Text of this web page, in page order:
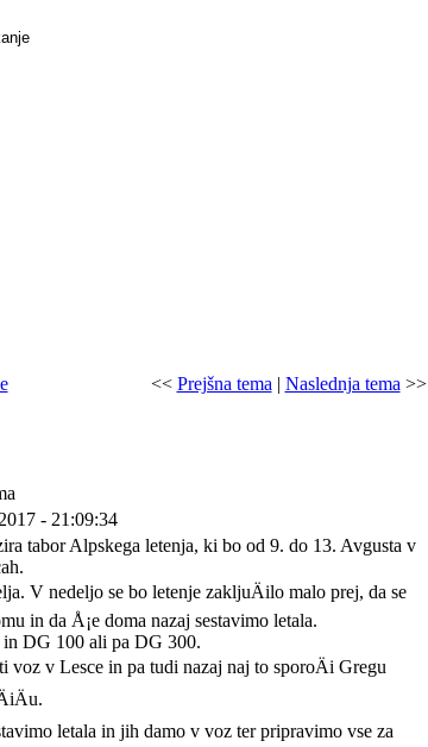
<< Prejšna tema | Naslednja tema >>
- 21:09:34
tabor Alpskega letenja, ki bo od 9. do 13. Avgusta v
V nedeljo se bo letenje zakljuÄilo malo prej, da se
in da Å¡e doma nazaj sestavimo letala.
DG 100 ali pa DG 300.
v Lesce in pa tudi nazaj naj to sporoÄi Gregu
letala in jih damo v voz ter pripravimo vse za